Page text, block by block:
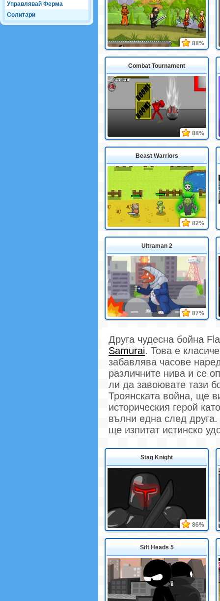
Управлявай Ферма
Солитари
88%
Combat Tournament
88%
Beast Warriors
82%
Ultraman 2
87%
Друга чудесна бойна
Samurai. Това е
забавлява часове
различните нива и се
ли да завоювате тази
Троянската война, ще
историческия герой
вълни една след
ще изпитат истинско
Stag Knight
86%
Sift Heads 5